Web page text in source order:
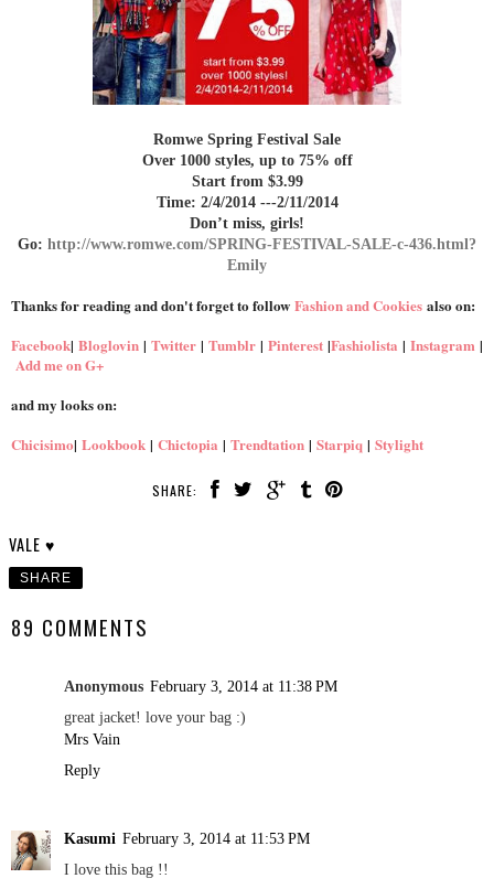
Romwe Spring Festival Sale
Over 1000 styles, up to 75% off
Start from $3.99
Time: 2/4/2014---2/11/2014
Don’t miss, girls!
Go: http://www.romwe.com/SPRING-FESTIVAL-SALE-c-436.html?
Emily
Thanks for reading and don't forget to follow Fashion and Cookies also on:
Facebook| Bloglovin | Twitter | Tumblr | Pinterest |Fashiolista | Instagram |
Add me on G+
and my looks on:
Chicisimo| Lookbook | Chictopia | Trendtation | Starpiq | Stylight
SHARE:
VALE ♥
SHARE
89 COMMENTS
Anonymous February 3, 2014 at 11:38 PM
great jacket! love your bag :)
Mrs Vain
Reply
Kasumi February 3, 2014 at 11:53 PM
I love this bag !!